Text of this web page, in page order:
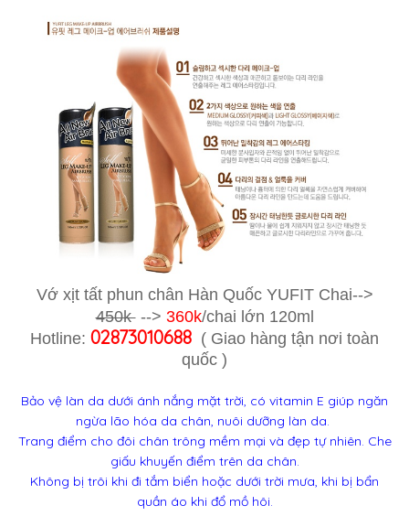
Vớ xịt tất phun chân Hàn Quốc YUFIT Chai-->
450k--> 360k/chai lớn 120ml
Hotline: 02873010688 ( Giao hàng tận nơi toàn
quốc )
Bảo vệ làn da dưới ánh nắng mặt trời, có vitamin E giúp ngăn
ngừa lão hóa da chân, nuôi dưỡng làn da.
Trang điểm cho đôi chân trông mềm mại và đẹp tự nhiên. Che
giấu khuyến điểm trên da chân.
Không bị trôi khi đi tắm biển hoặc dưới trời mưa, khi bị bẩn
quần áo khi đổ mồ hôi.